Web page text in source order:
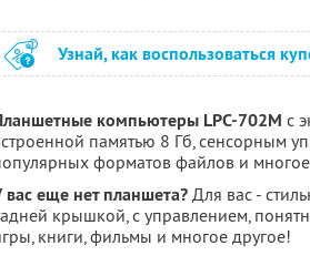
Узнай, как воспользоваться
компьютеры LPC-702M с
памятью 8 Гб, сенсорным
форматов файлов и многое
вас еще нет планшета? Для вас -
крышкой, с управлением,
книги, фильмы и многое другое!